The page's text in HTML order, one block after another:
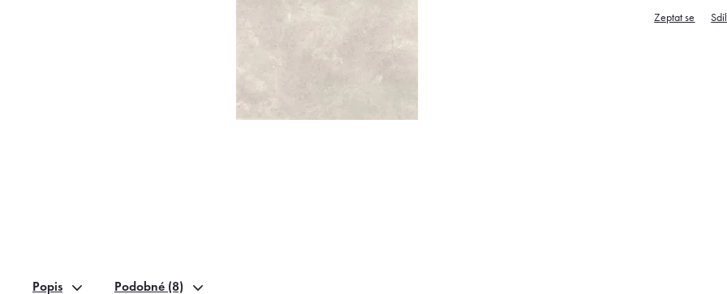
Zeptat se
Popis Podobné (8)